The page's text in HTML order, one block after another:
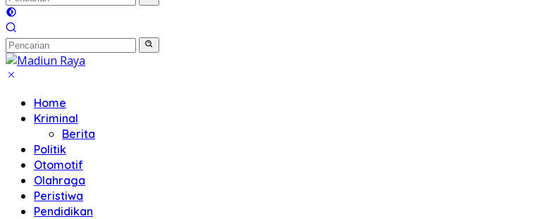
Home
Kriminal
Berita
Politik
Otomotif
Olahraga
Peristiwa
Pendidikan